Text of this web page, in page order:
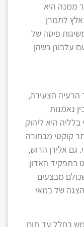
ממנה היא
לתמרן
פיסה של
עלבונן כשהן
הצעירה,
נאמנות
בלליה היא ליהוק
קוקטי מבחורה
אלירן הרוש,
בתפקיד האדון
מבצעים
של במאי
בחלל עד תום